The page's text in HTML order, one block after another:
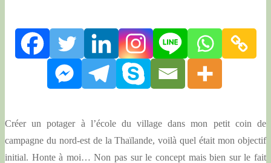
Créer un potager à l’école du village dans mon petit coin de
campagne du nord-est de la Thaïlande, voilà quel était mon objectif
initial. Honte à moi… Non pas sur le concept mais bien sur le fait